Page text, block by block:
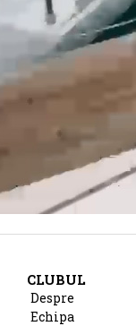
CLUBUL
Despre
Echipa